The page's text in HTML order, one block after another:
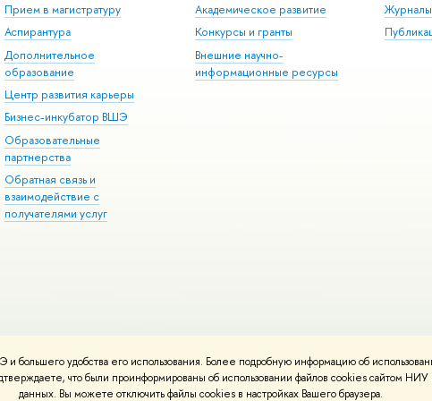
удобства его использования. Более подробную информацию об
что были проинформированы об использовании файлов cookies сайтом
данных. Вы можете отключить файлы cookies в настройках Вашего браузера.
Прием в магистратуру
Аспирантура
Дополнительное
образование
Центр развития карьеры
Бизнес-инкубатор ВШЭ
Образовательные
партнерства
Обратная связь и
взаимодействие с
получателями услуг
Академическое развитие
Конкурсы и гранты
Внешние научно-
информационные ресурсы
Условия использования материалов Политика конфиденциальности
вШколе дизайна НИУ ВШЭ